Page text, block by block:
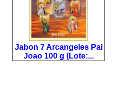
Jabon 7 Arcangeles Pai
Joao 100 g (Lote:...